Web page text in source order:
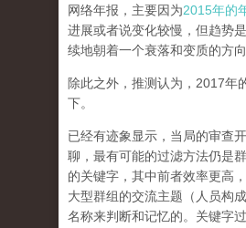
网络年报，主要因为2015年的
进展或者说变化较慢，但趋势
续地朝着一个衰落和变质的方向
除此之外，推测认为，2017年
下。
已经有迹象显示，当局的审查
聊，最有可能的过滤方法仍是
的关键字，其中前者效率更高
大型群组的交流主题（人员构
名称来判断和记忆的。关键字